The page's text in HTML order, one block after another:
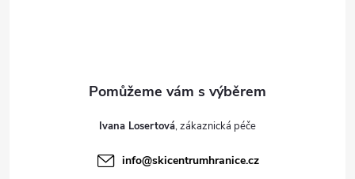
Ivana Losertová
info@skicentrumhranice.cz